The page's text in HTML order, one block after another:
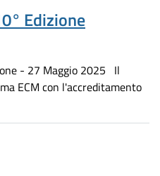
Edizione
- 27 Maggio 2025 Il
ECM con l'accreditamento